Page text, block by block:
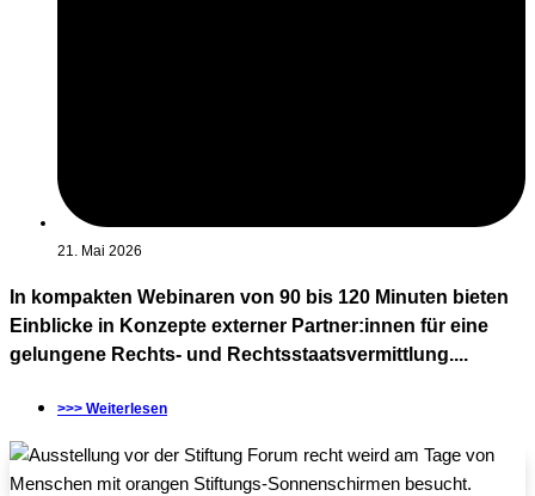
21. Mai 2026
In kompakten Webinaren von 90 bis 120 Minuten bieten
Einblicke in Konzepte externer Partner:innen für eine
gelungene Rechts- und Rechtsstaatsvermittlung....
>>> Weiterlesen